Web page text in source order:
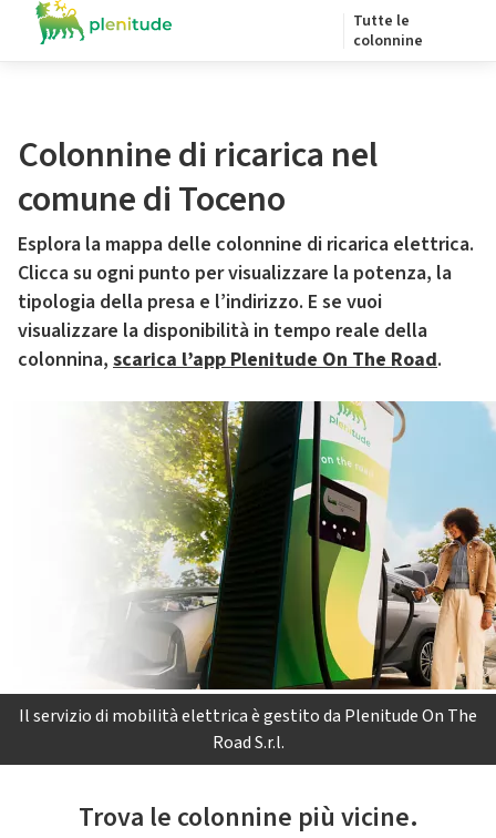
Tutte le
colonnine
Colonnine di ricarica nel
comune di Toceno
Esplora la mappa delle colonnine di ricarica elettrica.
Clicca su ogni punto per visualizzare la potenza, la
tipologia della presa e l’indirizzo. E se vuoi
visualizzare la disponibilità in tempo reale della
colonnina, scarica l’app Plenitude On The Road.
Il servizio di mobilità elettrica è gestito da Plenitude On The
Road S.r.l.
Trova le colonnine più vicine.